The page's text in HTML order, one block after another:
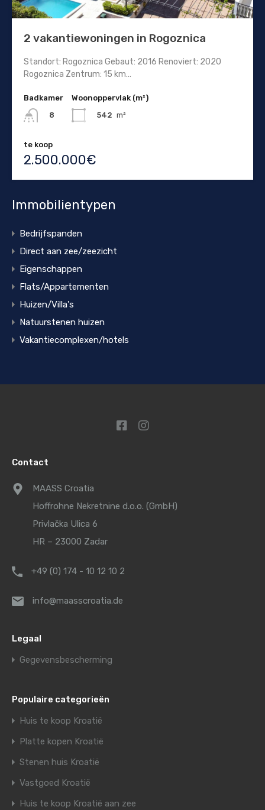
2 vakantiewoningen in Rogoznica
Standort: Rogoznica Gebaut: 2016 Renoviert: 2020
Rogoznica Zentrum: 15 km…
Badkamer
8
Woonoppervlak (m²)
542 m²
te koop
2.500.000€
Immobilientypen
Bedrijfspanden
Direct aan zee/zeezicht
Eigenschappen
Flats/Appartementen
Huizen/Villa's
Natuurstenen huizen
Vakantiecomplexen/hotels
Contact
MAASS Croatia
Hoffrohne Nekretnine d.o.o. (GmbH)
Privlačka Ulica 6
HR – 23000 Zadar
+49 (0) 174 - 10 12 10 2
info@maasscroatia.de
Legaal
Gegevensbescherming
Populaire categorieën
Huis te koop Kroatië
Platte kopen Kroatië
Stenen huis Kroatië
Vastgoed Kroatië
Huis te koop Kroatië aan zee